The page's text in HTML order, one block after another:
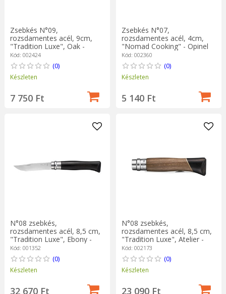
Zsebkés N°09,
rozsdamentes acél, 9cm,
"Tradition Luxe", Oak -
Opinel
Kód: 002424
(0)
Készleten
7 750 Ft
Zsebkés N°07,
rozsdamentes acél, 4cm,
"Nomad Cooking" - Opinel
Kód: 002360
(0)
Készleten
5 140 Ft
N°08 zsebkés,
rozsdamentes acél, 8,5 cm,
"Tradition Luxe", Ebony -
Opinel
Kód: 001352
(0)
Készleten
32 670 Ft
N°08 zsebkés,
rozsdamentes acél, 8,5 cm,
"Tradition Luxe", Atelier -
Opinel
Kód: 002173
(0)
Készleten
23 090 Ft